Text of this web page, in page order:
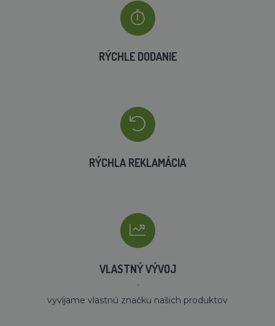
RÝCHLE DODANIE
RÝCHLA REKLAMÁCIA
VLASTNÝ VÝVOJ
´
vyvíjame vlastnú značku našich produktov